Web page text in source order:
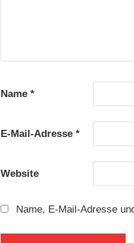
Name *
E-Mail-Adresse *
Website
Name, E-Mail-Adresse